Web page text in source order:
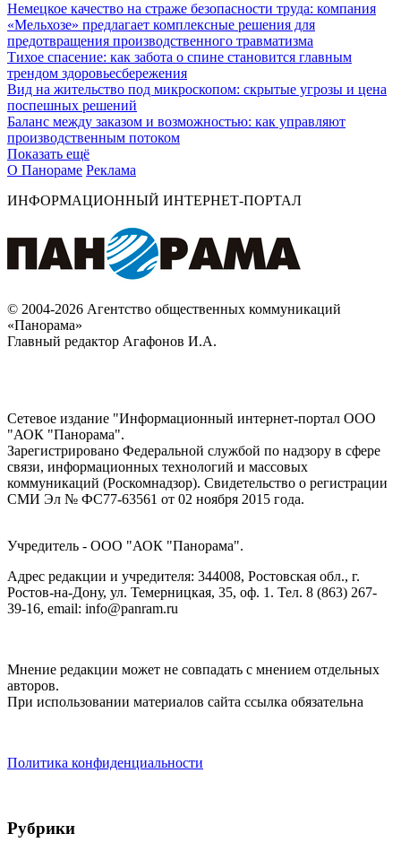
Немецкое качество на страже безопасности труда: компания
«Мельхозе» предлагает комплексные решения для
предотвращения производственного травматизма
Тихое спасение: как забота о спине становится главным
трендом здоровьесбережения
Вид на жительство под микроскопом: скрытые угрозы и цена
поспешных решений
Баланс между заказом и возможностью: как управляют
производственным потоком
Показать ещё
О Панораме Реклама
ИНФОРМАЦИОННЫЙ ИНТЕРНЕТ-ПОРТАЛ
© 2004-2026 Агентство общественных коммуникаций
«Панорама»
Главный редактор Агафонов И.А.
Сетевое издание "Информационный интернет-портал ООО
"АОК "Панорама".
Зарегистрировано Федеральной службой по надзору в сфере
связи, информационных технологий и массовых
коммуникаций (Роскомнадзор). Cвидетельство о регистрации
СМИ Эл № ФС77-63561 от 02 ноября 2015 года.
Учредитель - ООО "АОК "Панорама".
Адрес редакции и учредителя: 344008, Ростовская обл., г.
Ростов-на-Дону, ул. Темерницкая, 35, оф. 1. Тел. 8 (863) 267-
39-16, email: info@panram.ru
Мнение редакции может не совпадать с мнением отдельных
авторов.
При использовании материалов сайта ссылка обязательна
Политика конфиденциальности
Рубрики